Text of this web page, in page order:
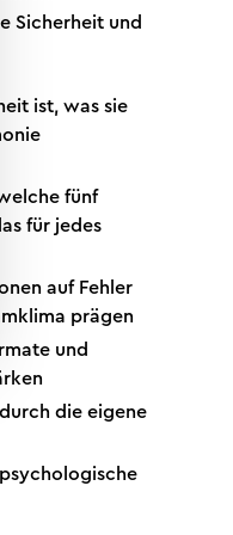
Sicherheit und
ist, was sie
fünf
für jedes
auf Fehler
prägen
und
die eigene